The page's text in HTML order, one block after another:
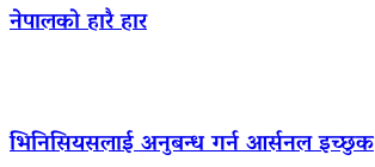
नेपालको हारै हार
भिनिसियसलाई अनुबन्ध गर्न आर्सनल इच्छुक